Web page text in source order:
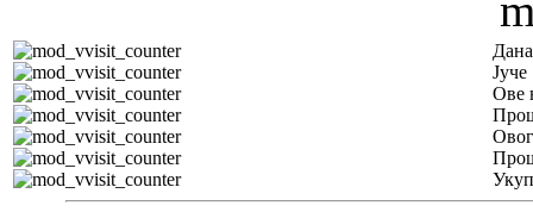
Јуче
Ове